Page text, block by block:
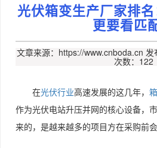
光伏箱变生产厂家排名
更要看匹
文章来源：https://www.cnboda.cn 发
次数：122
在光伏行业高速发展的这几年，
作为光伏电站升压并网的核心设备，
来的，是越来越多的项目方在采购前会